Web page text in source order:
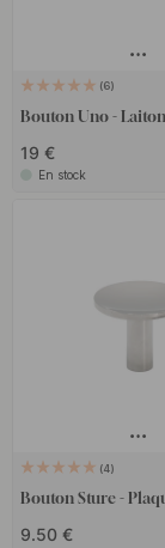
6
Bouton Uno -
19 €
En stock
4
Bouton Sture -
9.50 €